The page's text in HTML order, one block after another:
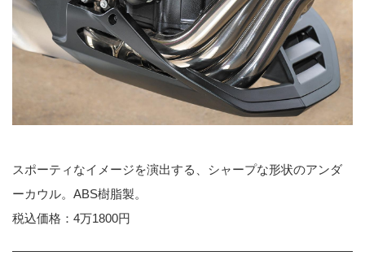
スポーティなイメージを演出する、シャープな形状のアンダ
ーカウル。ABS樹脂製。
税込価格：4万1800円